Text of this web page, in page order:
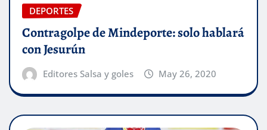
DEPORTES
Contragolpe de Mindeporte: solo hablará
con Jesurún
Editores Salsa y goles May 26, 2020